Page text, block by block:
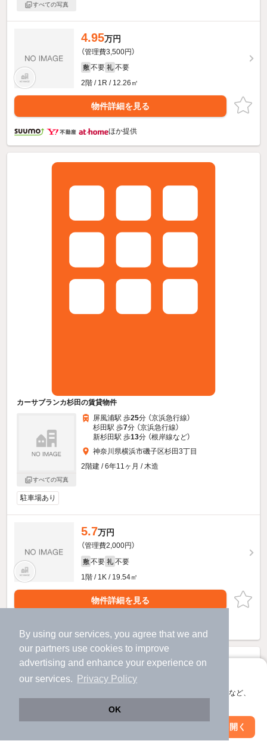
By using our services, you agree that we and
our partners use cookies to improve
advertising and enhance your experience on
our services.
Privacy Policy
OK
アプリに切り替えて、サクサクお部屋探し
会員登録なしですぐ使える。マップ検索やお気に入り保存など、
アプリを開く
すべての写真
4.95万円
（管理費3,500円）
敷 不要 礼 不要
2階 / 1R / 12.26㎡
物件詳細を見る
ほか提供
カーサブランカ杉田の賃貸物件
すべての写真
屏風浦駅 歩25分 （京浜急行線）
杉田駅 歩7分 （京浜急行線）
新杉田駅 歩13分 （根岸線など）
神奈川県横浜市磯子区杉田3丁目
2階建 / 6年11ヶ月 / 木造
駐車場あり
5.7万円
（管理費2,000円）
敷 不要 礼 不要
1階 / 1K / 19.54㎡
物件詳細を見る
絞り込み条件を変更